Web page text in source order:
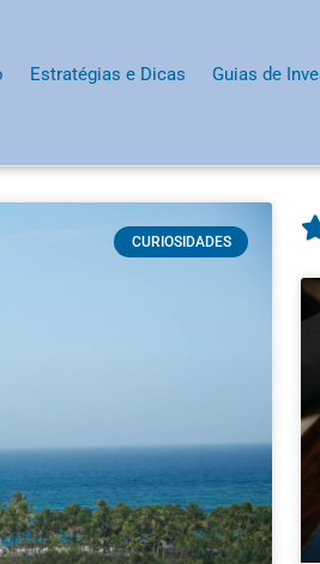
Estratégias e Dicas Guias de
CURIOSIDADES